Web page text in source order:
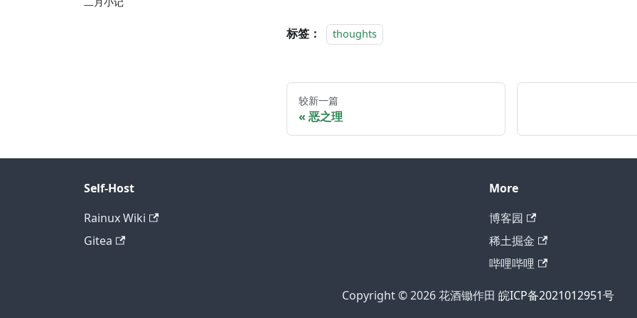
标签： thoughts
较新一篇
恶之理
Self-Host
Rainux Wiki
Gitea
More
博客园
稀土掘金
哔哩哔哩
Copyright © 2026 花酒锄作田 皖ICP备2021012951号